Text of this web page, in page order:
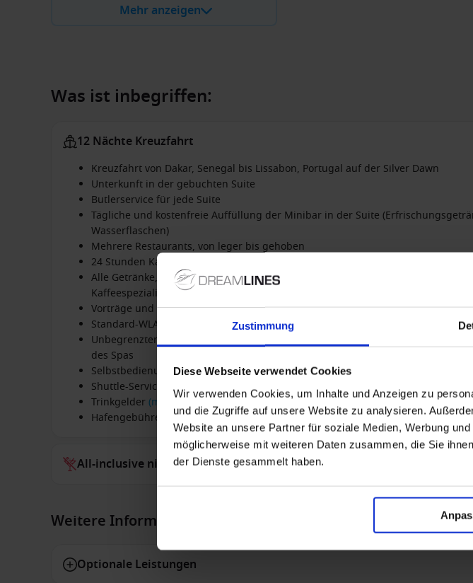
Zustimmung
Diese Webseite verwendet Cookies
Wir verwenden Cookies, um Inhalte und Anzeigen zu
und die Zugriffe auf unsere Website zu analysieren.
Website an unsere Partner für soziale Medien, Werbung
möglicherweise mit weiteren Daten zusammen, die Sie
der Dienste gesammelt haben.
Mehr anzeigen
Was ist inbegriffen:
12 Nächte Kreuzfahrt
Kreuzfahrt von Dakar, Senegal bis Lissabon, Portugal auf der Silver Dawn
Unterkunft in der gebuchten Suite
Butlerservice für jede Suite
Tägliche und kostenfreie Auffüllung der Minibar in der Suite
Wasserflaschen)
Mehrere Restaurants, von leger bis gehoben
24 Stunden Kabinenservice
Alle Getränke, einschließlich unbegrenztem Champagner, Premium-Spirituosen,
Kaffeespezialitäten sowie Mineralwasser, Säften und alkoholfreien Getränken
Vorträge und Unterhaltung an Bord
Standard-WLAN (Surfen, Nachrichtenversand und E-Mails)
Unbegrenzter Zugang zum Fitnesscenter, zur Sauna, zum Dampfbad und zu
des Spas
Selbstbedienungs-Wäscherei
Shuttle-Service von und zu den Hafenanlagen (wo verfügbar)
Trinkgelder(mehr Details)
Hafengebühren
All-inclusive nicht inbegriffen
Weitere Informationen
Optionale Leistungen